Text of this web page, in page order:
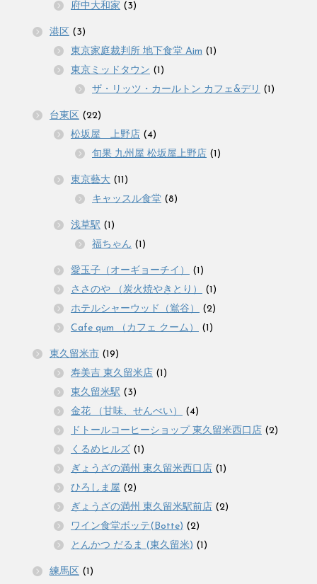
府中大和家 (3)
港区 (3)
東京家庭裁判所 地下食堂 Aim (1)
東京ミッドタウン (1)
ザ・リッツ・カールトン カフェ&デリ (1)
台東区 (22)
松坂屋 上野店 (4)
旬果 九州屋 松坂屋上野店 (1)
東京藝大 (11)
キャッスル食堂 (8)
浅草駅 (1)
福ちゃん (1)
愛玉子（オーギョーチイ）
(1)
ささのや （炭火焼やきとり）
(1)
ホテルシャーウッド（鴬谷）
(2)
Cafe qum （カフェ クーム）
(1)
東久留米市 (19)
寿美吉 東久留米店 (1)
東久留米駅 (3)
金花 （甘味、せんべい）
(4)
ドトールコーヒーショップ 東久留米西口店 (2)
くるめヒルズ (1)
ぎょうざの満州 東久留米西口店 (1)
ひろしま屋 (2)
ぎょうざの満州 東久留米駅前店 (2)
ワイン食堂ボッテ(Botte) (2)
とんかつ だるま (東久留米) (1)
練馬区 (1)